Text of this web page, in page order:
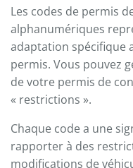
Les codes de permis
alphanumériques
adaptation spécifique
permis. Vous pouvez
de votre permis de
« restrictions ».
Chaque code a une
rapporter à des
modifications de